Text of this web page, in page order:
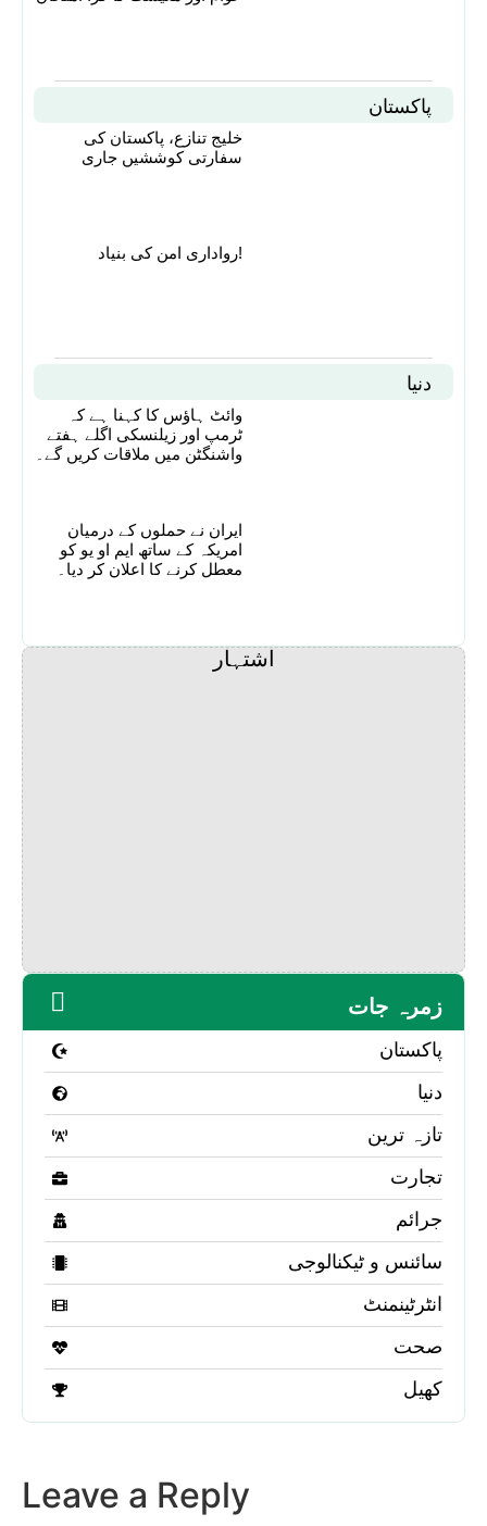
پاکستان
خلیج تنازع، پاکستان کی
سفارتی کوششیں جاری
رواداری امن کی بنیاد!
دنیا
وائٹ ہاؤس کا کہنا ہے کہ
ٹرمپ اور زیلنسکی اگلے ہفتے
واشنگٹن میں ملاقات کریں گے۔
ایران نے حملوں کے درمیان
امریکہ کے ساتھ ایم او یو کو
معطل کرنے کا اعلان کر دیا۔
اشتہار
زمرہ جات
پاکستان
دنیا
تازہ ترین
تجارت
جرائم
سائنس و ٹیکنالوجی
انٹرٹینمنٹ
صحت
کھیل
Leave a Reply